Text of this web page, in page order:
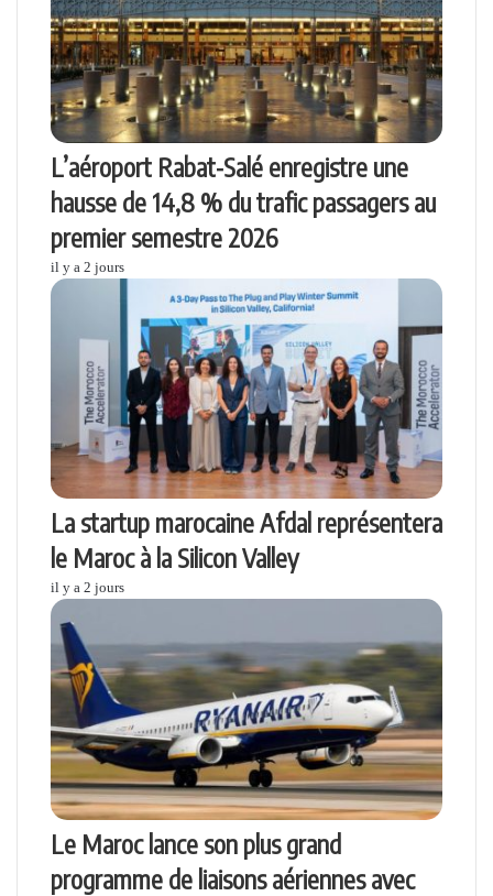
L’aéroport Rabat-Salé enregistre une
hausse de 14,8 % du trafic passagers au
premier semestre 2026
il y a 2 jours
La startup marocaine Afdal représentera
le Maroc à la Silicon Valley
il y a 2 jours
Le Maroc lance son plus grand
programme de liaisons aériennes avec